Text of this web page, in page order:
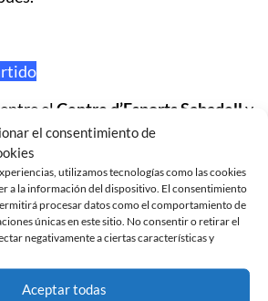
el consentimiento de
utilizamos tecnologías como las cookies
a la información del dispositivo. El consentimiento
procesar datos como el comportamiento de
únicas en este sitio. No consentir o retirar el
negativamente a ciertas características y
Aceptar todas
elCentre d’Esports Sabadelly
domingo 22 de noviembre a las 14
la
Álvaro Moreno Aragón del comité
se podrá ver por el canal
también se podrá seguir en el
Twitter oficial del club